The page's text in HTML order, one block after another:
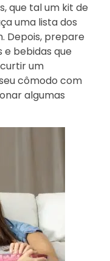
que tal um kit de
uma lista dos
Depois, prepare
e bebidas que
um
cômodo com
algumas